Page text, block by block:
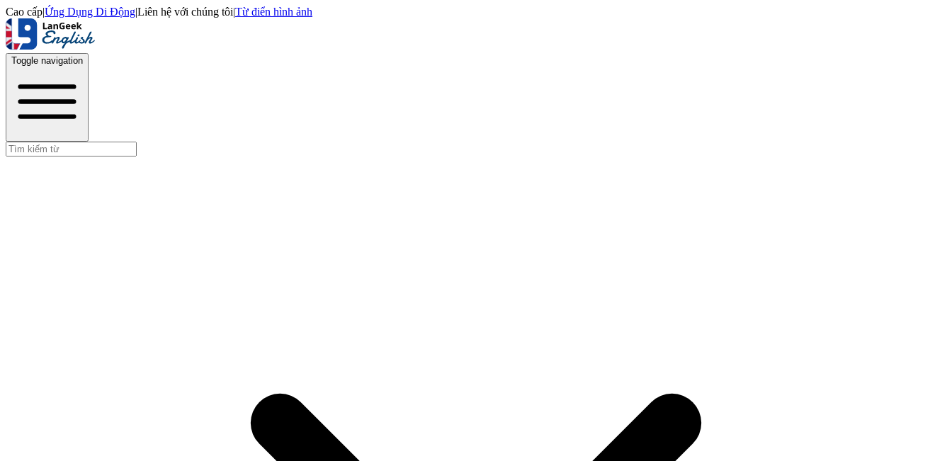
Cao cấp|Ứng Dụng Di Động|Liên hệ với chúng tôi|Từ điển hình ảnh
Toggle navigation